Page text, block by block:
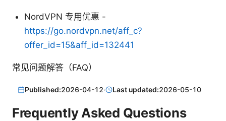
NordVPN 专用优惠 -
https://go.nordvpn.net/aff_c?
offer_id=15&aff_id=132441
常见问题解答（FAQ）
Published:2026-04-12· Last updated:2026-05-10
Frequently Asked Questions